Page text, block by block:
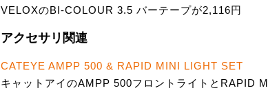
VELOXのBI-COLOUR 3.5 バーテープが2,116円
アクセサリ関連
CATEYE AMPP 500 & RAPID MINI LIGHT SET
キャットアイのAMPP 500フロントライトとRAPID